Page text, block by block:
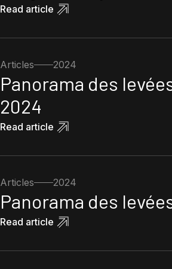
Read article
Articles 2024
Panorama des
2024
Read article
Articles 2024
Panorama des
Read article